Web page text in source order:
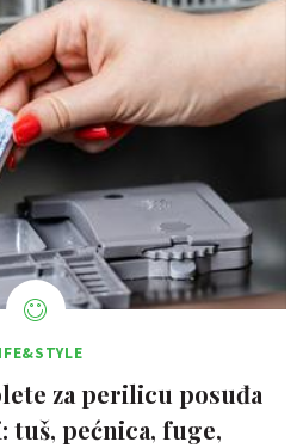
za perilicu posuđa
pećnica, fuge,